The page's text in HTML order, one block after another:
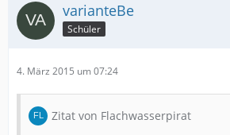
varianteBe
Schüler
4. März 2015 um 07:24
Zitat von Flachwasserpirat